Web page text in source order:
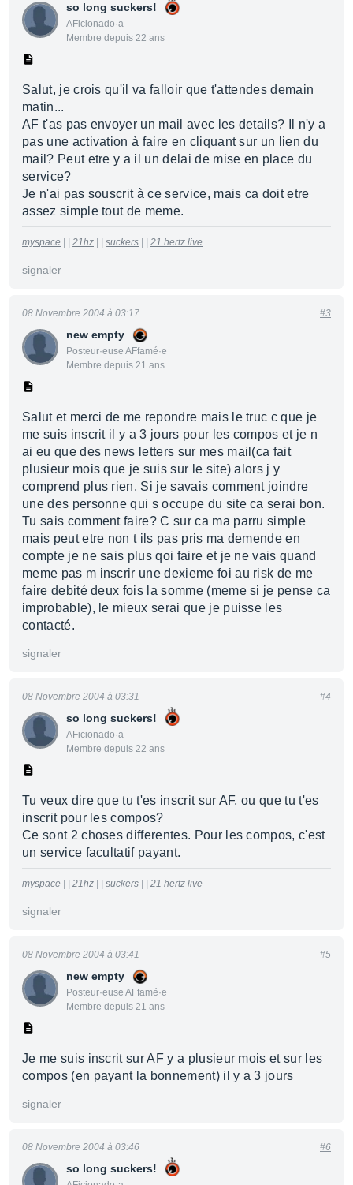
so long suckers!
AFicionado·a
Membre depuis 22 ans
Salut, je crois qu'il va falloir que t'attendes demain
matin...
AF t'as pas envoyer un mail avec les details? Il n'y a
pas une activation à faire en cliquant sur un lien du
mail? Peut etre y a il un delai de mise en place du
service?
Je n'ai pas souscrit à ce service, mais ca doit etre
assez simple tout de meme.
myspace 21hz suckers 21 hertz live
signaler
new empty
Posteur·euse AFfamé·e
Membre depuis 21 ans
08 Novembre 2004 à 03:17 #3
Salut et merci de me repondre mais le truc c que je
me suis inscrit il y a 3 jours pour les compos et je n
ai eu que des news letters sur mes mail(ca fait
plusieur mois que je suis sur le site) alors j y
comprend plus rien. Si je savais comment joindre
une des personne qui s occupe du site ca serai bon.
Tu sais comment faire? C sur ca ma parru simple
mais peut etre non t ils pas pris ma demende en
compte je ne sais plus qoi faire et je ne vais quand
meme pas m inscrir une dexieme foi au risk de me
faire debité deux fois la somme (meme si je pense ca
improbable), le mieux serai que je puisse les
contacté.
signaler
so long suckers!
AFicionado·a
Membre depuis 22 ans
08 Novembre 2004 à 03:31 #4
Tu veux dire que tu t'es inscrit sur AF, ou que tu t'es
inscrit pour les compos?
Ce sont 2 choses differentes. Pour les compos, c'est
un service facultatif payant.
myspace 21hz suckers 21 hertz live
signaler
new empty
Posteur·euse AFfamé·e
Membre depuis 21 ans
08 Novembre 2004 à 03:41 #5
Je me suis inscrit sur AF y a plusieur mois et sur les
compos (en payant la bonnement) il y a 3 jours
signaler
so long suckers!
08 Novembre 2004 à 03:46 #6